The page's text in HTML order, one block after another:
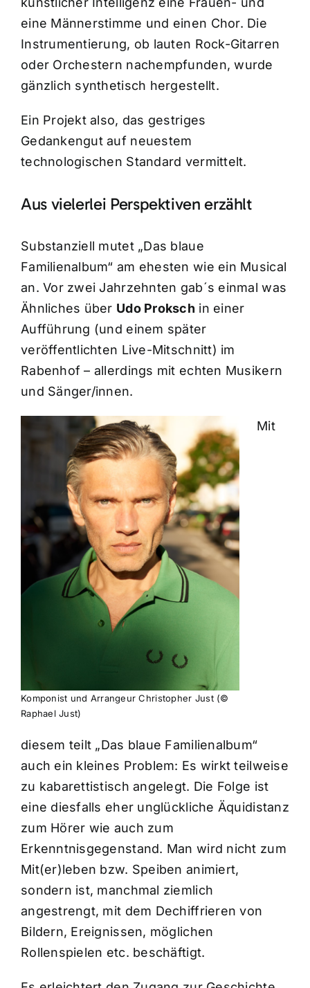
eine Männerstimme und einen Chor. Die
Instrumentierung, ob lauten Rock-Gitarren
oder Orchestern nachempfunden, wurde
gänzlich synthetisch hergestellt.
Ein Projekt also, das gestriges
Gedankengut auf neuestem
technologischen Standard vermittelt.
Aus vielerlei Perspektiven erzählt
Substanziell mutet „Das blaue
Familienalbum“ am ehesten wie ein Musical
an. Vor zwei Jahrzehnten gab´s einmal was
Ähnliches über Udo Proksch in einer
Aufführung (und einem später
veröffentlichten Live-Mitschnitt) im
Rabenhof – allerdings mit echten Musikern
und Sänger/innen.
Komponist und Arrangeur Christopher Just (©
Raphael Just)
Mit
diesem teilt „Das blaue Familienalbum“
auch ein kleines Problem: Es wirkt teilweise
zu kabarettistisch angelegt. Die Folge ist
eine diesfalls eher unglückliche Äquidistanz
zum Hörer wie auch zum
Erkenntnisgegenstand. Man wird nicht zum
Mit(er)leben bzw. Speiben animiert,
sondern ist, manchmal ziemlich
angestrengt, mit dem Dechiffrieren von
Bildern, Ereignissen, möglichen
Rollenspielen etc. beschäftigt.